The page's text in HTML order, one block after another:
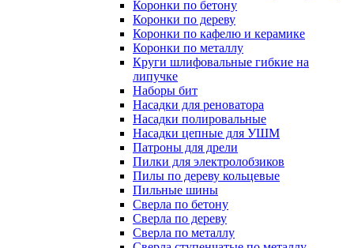
Коронки по бетону
Коронки по дереву
Коронки по кафелю и керамике
Коронки по металлу
Круги шлифовальные гибкие на
липучке
Наборы бит
Насадки для реноватора
Насадки полировальные
Насадки цепные для УШМ
Патроны для дрели
Пилки для электролобзиков
Пилы по дереву кольцевые
Пильные шины
Сверла по бетону
Сверла по дереву
Сверла по металлу